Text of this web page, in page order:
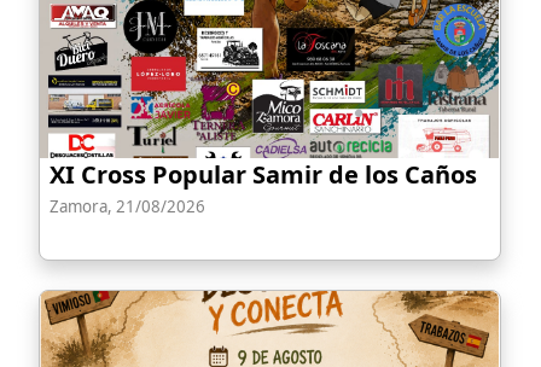
XI Cross Popular Samir de los Caños
Zamora, 21/08/2026